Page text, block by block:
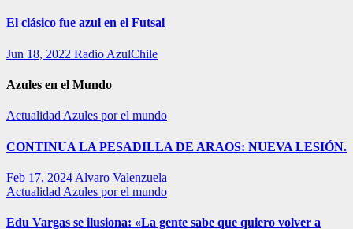
El clásico fue azul en el Futsal
Jun 18, 2022 Radio AzulChile
Azules en el Mundo
Actualidad Azules por el mundo
CONTINUA LA PESADILLA DE ARAOS: NUEVA LESIÓN.
Feb 17, 2024 Alvaro Valenzuela
Actualidad Azules por el mundo
Edu Vargas se ilusiona: «La gente sabe que quiero volver a